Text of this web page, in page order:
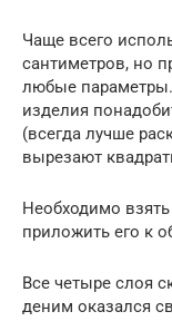
Чаще всего
сантиметров, но
любые
изделия
(всегда лучше
вырезают
Необходимо
приложить его к
Все четыре слоя
деним оказался